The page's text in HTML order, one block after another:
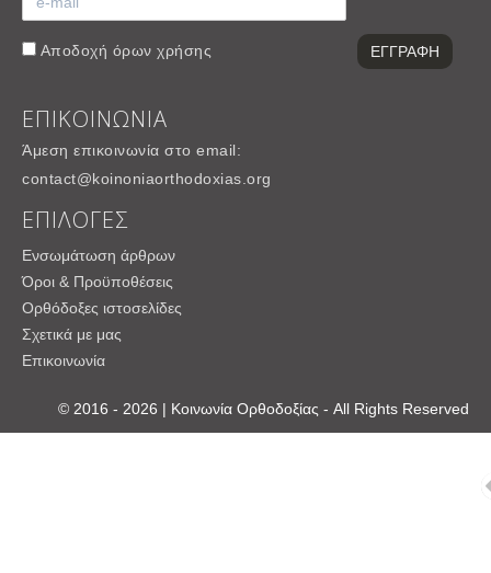
Αποδοχή όρων χρήσης
ΕΠΙΚΟΙΝΩΝΙΑ
Άμεση επικοινωνία στο email:
contact@koinoniaorthodoxias.org
ΕΠΙΛΟΓΕΣ
Ενσωμάτωση άρθρων
Όροι & Προϋποθέσεις
Ορθόδοξες ιστοσελίδες
Σχετικά με μας
Επικοινωνία
© 2016 - 2026 | Κοινωνία Ορθοδοξίας - All Rights Reserved